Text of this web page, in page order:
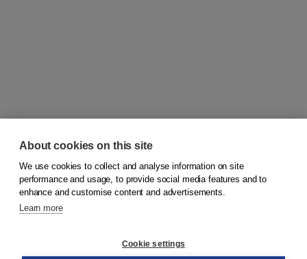
© 2026Koninklijke Boom uitgevers
About cookies on this site
We use cookies to collect and analyse information on site
performance and usage, to provide social media features and to
enhance and customise content and advertisements.
Learn more
Cookie settings